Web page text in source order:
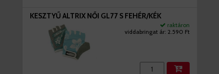
KESZTYŰ ALTRIX NŐI GL77 S FEHÉR/KÉK
raktáron
viddabringat ár: 2.590 Ft